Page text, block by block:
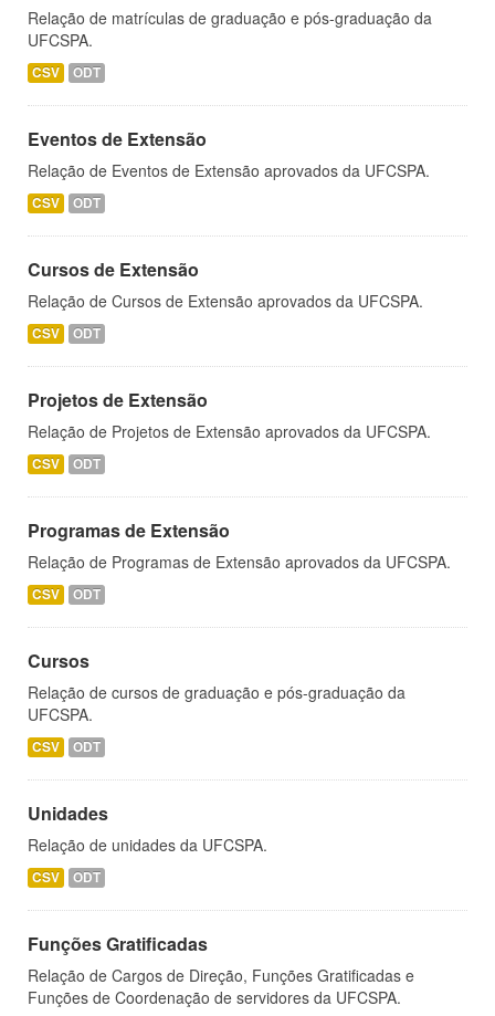
Relação de matrículas de graduação e pós-graduação da
UFCSPA.
CSV ODT
Eventos de Extensão
Relação de Eventos de Extensão aprovados da UFCSPA.
CSV ODT
Cursos de Extensão
Relação de Cursos de Extensão aprovados da UFCSPA.
CSV ODT
Projetos de Extensão
Relação de Projetos de Extensão aprovados da UFCSPA.
CSV ODT
Programas de Extensão
Relação de Programas de Extensão aprovados da UFCSPA.
CSV ODT
Cursos
Relação de cursos de graduação e pós-graduação da
UFCSPA.
CSV ODT
Unidades
Relação de unidades da UFCSPA.
CSV ODT
Funções Gratificadas
Relação de Cargos de Direção, Funções Gratificadas e
Funções de Coordenação de servidores da UFCSPA.